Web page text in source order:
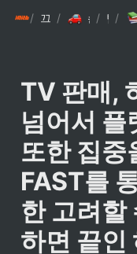
init6
/ 끄적끄적/ 손현준 끄적끄적
/ 팁
/
TV 판매,
넘어서 플
또한 집중
FAST를
한 고려할
하면 끝인